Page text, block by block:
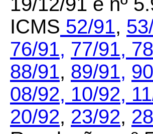
ICMS 52/91,
76/91, 77/91,
88/91, 89/91,
08/92, 10/92,
20/92, 23/92,